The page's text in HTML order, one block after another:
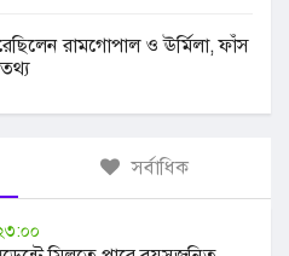
রামগোপাল ও ঊর্মিলা, ফাঁস
সর্বাধিক